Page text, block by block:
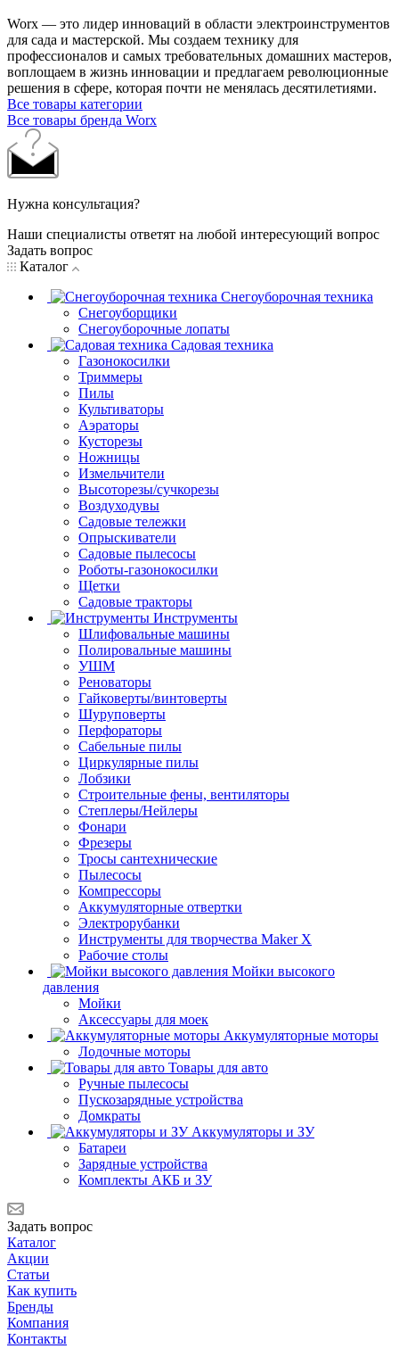
Worx — это лидер инноваций в области электроинструментов
для сада и мастерcкой. Мы создаем технику для
профессионалов и самых требовательных домашних мастеров,
воплощаем в жизнь инновации и предлагаем революционные
решения в сфере, которая почти не менялась десятилетиями.
Все товары категории
Все товары бренда Worx
Нужна консультация?
Наши специалисты ответят на любой интересующий вопрос
Задать вопрос
Каталог
Снегоуборочная техника
Снегоуборщики
Снегоуборочные лопаты
Садовая техника
Газонокосилки
Триммеры
Пилы
Культиваторы
Аэраторы
Кусторезы
Ножницы
Измельчители
Высоторезы/сучкорезы
Воздуходувы
Садовые тележки
Опрыскиватели
Садовые пылесосы
Роботы-газонокосилки
Щетки
Садовые тракторы
Инструменты
Шлифовальные машины
Полировальные машины
УШМ
Реноваторы
Гайковерты/винтоверты
Шуруповерты
Перфораторы
Сабельные пилы
Циркулярные пилы
Лобзики
Строительные фены, вентиляторы
Степлеры/Нейлеры
Фонари
Фрезеры
Тросы сантехнические
Пылесосы
Компрессоры
Аккумуляторные отвертки
Электрорубанки
Инструменты для творчества Maker X
Рабочие столы
Мойки высокого
давления
Мойки
Аксессуары для моек
Аккумуляторные моторы
Лодочные моторы
Товары для авто
Ручные пылесосы
Пускозарядные устройства
Домкраты
Аккумуляторы и ЗУ
Батареи
Зарядные устройства
Комплекты АКБ и ЗУ
Задать вопрос
Каталог
Акции
Статьи
Как купить
Бренды
Компания
Контакты